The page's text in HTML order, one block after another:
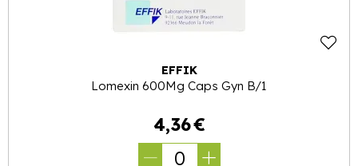
EFFIK
Lomexin 600Mg Caps Gyn B/1
4,36€
0